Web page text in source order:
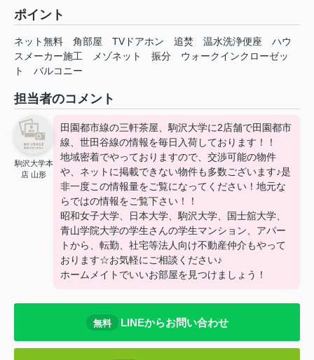
ポイント
ネット無料 角部屋 TVドアホン 追焚 温水洗浄便座
ハウ
スメーカー施工
メゾネット 振分
ウォークインクローゼッ
ト
バルコニー
担当者のコメント
駒沢大学本
店 山形
田園都市線の三軒茶屋、駒沢大学に2店舗で田園都市
線、世田谷線の情報を毎日入荷しております！！
地域密着でやっておりますので、交渉可能の物件
や、ネットに掲載できない物件も多数ございます♪是
非一度この情報量をご覧になってください！地元な
らではの情報をご覧下さい！！
昭和女子大学、日本大学、駒沢大学、国士舘大学、
青山学院大学の学生さんの学生マンション、アパー
トから、転勤、社宅等法人向け不動産仲介もやって
おります☆お気軽にご相談ください♪
ホームメイトでいいお部屋を見つけましょう！
無料 LINEからお問い合わせ